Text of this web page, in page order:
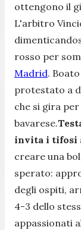
ottengono il
L'arbitro
rosso per
Madrid.
protestato a
che si gira
bavarese.
invita i tifosi
creare una
sperato:
degli ospiti,
4-3 dello
appassionati